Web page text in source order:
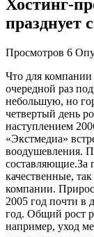
Хостинг-
празднует
Просмотров 6
Что для компании
очередной раз
небольшую, но
четвертый день
наступлением
«Экстмедиа»
воодушевления.
составляющие.За
качественные,
компании.
2005 год почти в
год. Общий рост
например, уход